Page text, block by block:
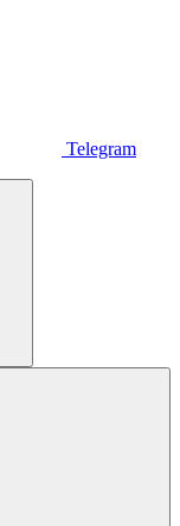
Telegram